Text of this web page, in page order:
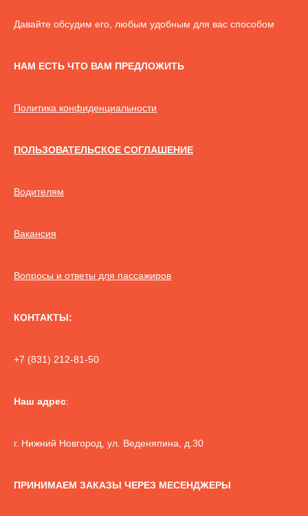
Давайте обсудим его, любым удобным для вас способом
НАМ ЕСТЬ ЧТО ВАМ ПРЕДЛОЖИТЬ
Политика конфиденциальности
ПОЛЬЗОВАТЕЛЬСКОЕ СОГЛАШЕНИЕ
Водителям
Вакансия
Вопросы и ответы для пассажиров
КОНТАКТЫ:
+7 (831) 212-81-50
Наш адрес:
г. Нижний Новгород, ул. Веденяпина, д.30
ПРИНИМАЕМ ЗАКАЗЫ ЧЕРЕЗ МЕСЕНДЖЕРЫ